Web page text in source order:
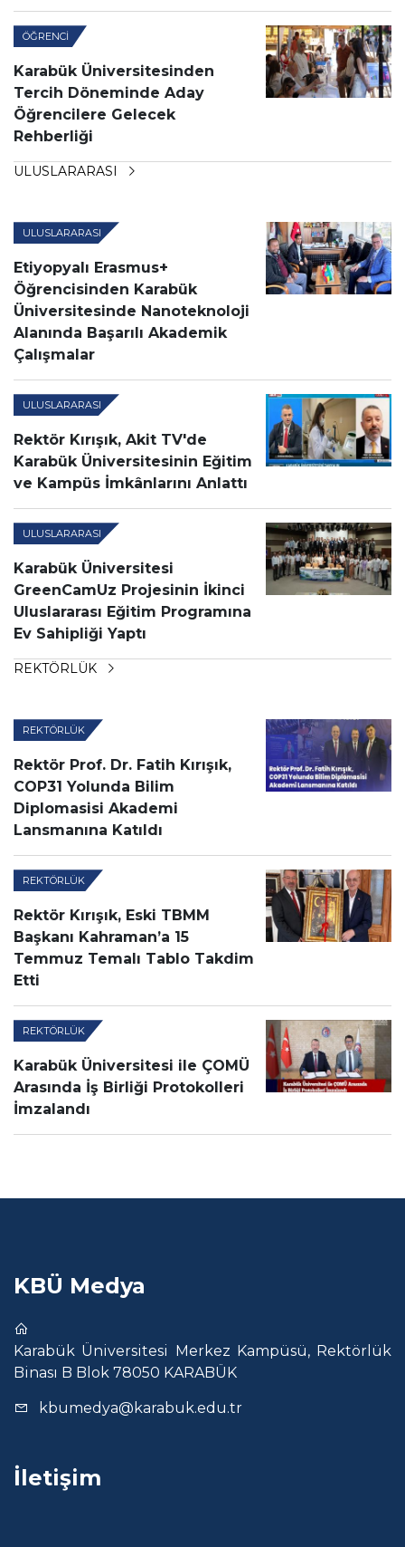
ÖĞRENCI
Karabük Üniversitesinden
Tercih Döneminde Aday
Öğrencilere Gelecek
Rehberliği
ULUSLARARASI
ULUSLARARASI
Etiyopyalı Erasmus+
Öğrencisinden Karabük
Üniversitesinde Nanoteknoloji
Alanında Başarılı Akademik
Çalışmalar
ULUSLARARASI
Rektör Kırışık, Akit TV'de
Karabük Üniversitesinin Eğitim
ve Kampüs İmkânlarını Anlattı
ULUSLARARASI
Karabük Üniversitesi
GreenCamUz Projesinin İkinci
Uluslararası Eğitim Programına
Ev Sahipliği Yaptı
REKTÖRLÜK
REKTÖRLÜK
Rektör Prof. Dr. Fatih Kırışık,
COP31 Yolunda Bilim
Diplomasisi Akademi
Lansmanına Katıldı
REKTÖRLÜK
Rektör Kırışık, Eski TBMM
Başkanı Kahraman’a 15
Temmuz Temalı Tablo Takdim
Etti
REKTÖRLÜK
Karabük Üniversitesi ile ÇOMÜ
Arasında İş Birliği Protokolleri
İmzalandı
KBÜ Medya
Karabük Üniversitesi Merkez Kampüsü, Rektörlük
Binası B Blok 78050 KARABÜK
kbumedya@karabuk.edu.tr
İletişim